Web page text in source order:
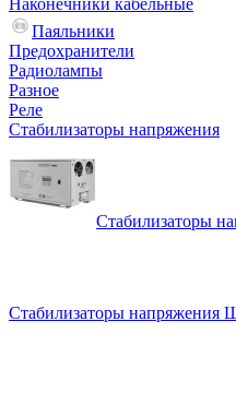
Паяльники
Предохранители
Радиолампы
Разное
Реле
Стабилизаторы напряжения
Стабилизаторы
Стабилизаторы